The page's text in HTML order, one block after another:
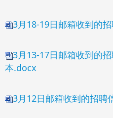
3月18-19日邮箱收到的
3月13-17日邮箱收到的
本.docx
3月12日邮箱收到的招聘